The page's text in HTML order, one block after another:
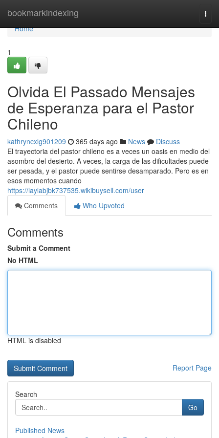
bookmarkindexing
Home
Home
1
Olvida El Passado Mensajes
de Esperanza para el Pastor
Chileno
kathryncxlg901209 365 days ago News
Discuss
El trayectoria del pastor chileno es a veces un oasis en medio del
asombro del desierto. A veces, la carga de las dificultades puede
ser pesada, y el pastor puede sentirse desamparado. Pero es en
esos momentos cuando
https://laylabjbk737535.wikibuysell.com/user
Comments
Who Upvoted
Comments
Submit a Comment
No HTML
HTML is disabled
Report Page
Search
Go
Published News